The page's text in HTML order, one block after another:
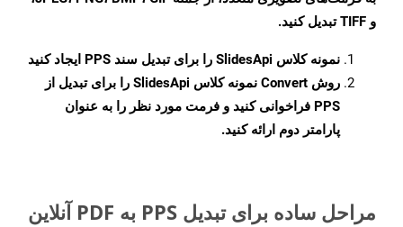
و TIFF تبدیل کنید.
نمونه کلاس SlidesApi را برای تبدیل سند PPS ایجاد کنید
روش Convert
نمونه کلاس SlidesApi را برای تبدیل از
PPS فراخوانی کنید و فرمت مورد نظر را به عنوان
پارامتر دوم ارائه کنید.
مراحل ساده برای تبدیل PPS به PDF آنلاین